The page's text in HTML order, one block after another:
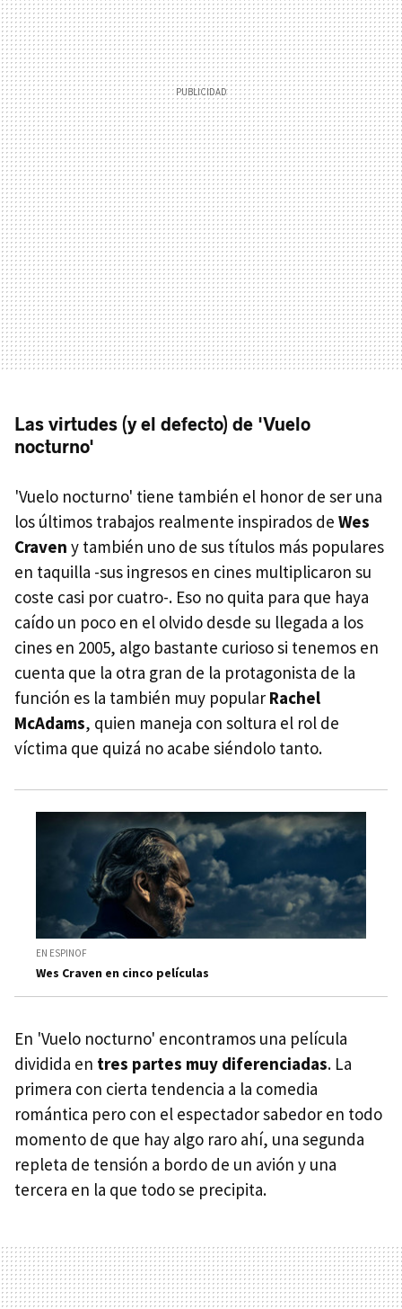
Las virtudes (y el defecto) de 'Vuelo
nocturno'
'Vuelo nocturno' tiene también el honor de ser una
los últimos trabajos realmente inspirados de Wes
Craven y también uno de sus títulos más populares
en taquilla -sus ingresos en cines multiplicaron su
coste casi por cuatro-. Eso no quita para que haya
caído un poco en el olvido desde su llegada a los
cines en 2005, algo bastante curioso si tenemos en
cuenta que la otra gran de la protagonista de la
función es la también muy popular Rachel
McAdams, quien maneja con soltura el rol de
víctima que quizá no acabe siéndolo tanto.
EN ESPINOF
Wes Craven en cinco películas
En 'Vuelo nocturno' encontramos una película
dividida en tres partes muy diferenciadas. La
primera con cierta tendencia a la comedia
romántica pero con el espectador sabedor en todo
momento de que hay algo raro ahí, una segunda
repleta de tensión a bordo de un avión y una
tercera en la que todo se precipita.